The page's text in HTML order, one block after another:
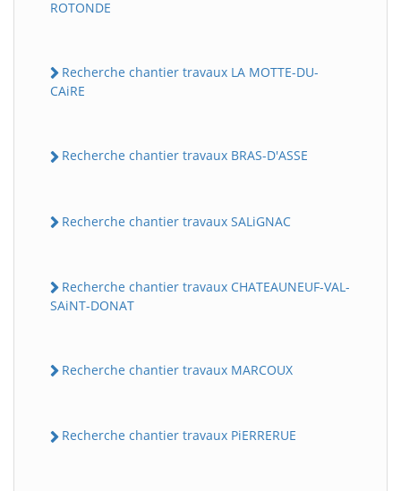
ROTONDE
Recherche chantier travaux LA MOTTE-DU-
CAiRE
Recherche chantier travaux BRAS-D'ASSE
Recherche chantier travaux SALiGNAC
Recherche chantier travaux CHATEAUNEUF-VAL-
SAiNT-DONAT
Recherche chantier travaux MARCOUX
Recherche chantier travaux PiERRERUE